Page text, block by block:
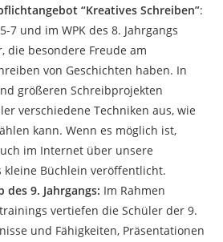
“Kreatives Schreiben”:
7 und im WPK des 8. Jahrgangs
die besondere Freude am
von Geschichten haben. In
größeren Schreibprojekten
verschiedene Techniken aus, wie
kann. Wenn es möglich ist,
im Internet über unsere
kleine Büchlein veröffentlicht.
9. Jahrgangs: Im Rahmen
vertiefen die Schüler der 9.
und Fähigkeiten, Präsentationen